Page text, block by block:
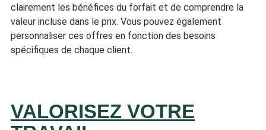
clairement les bénéfices du forfait et de comprendre la
valeur incluse dans le prix. Vous pouvez également
personnaliser ces offres en fonction des besoins
spécifiques de chaque client.
VALORISEZ VOTRE